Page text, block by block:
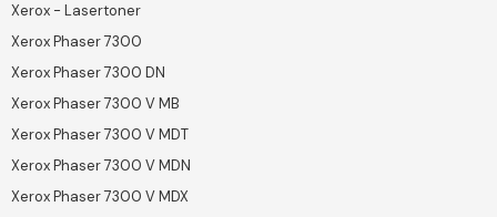
Xerox - Lasertoner
Xerox Phaser 7300
Xerox Phaser 7300 DN
Xerox Phaser 7300 V MB
Xerox Phaser 7300 V MDT
Xerox Phaser 7300 V MDN
Xerox Phaser 7300 V MDX